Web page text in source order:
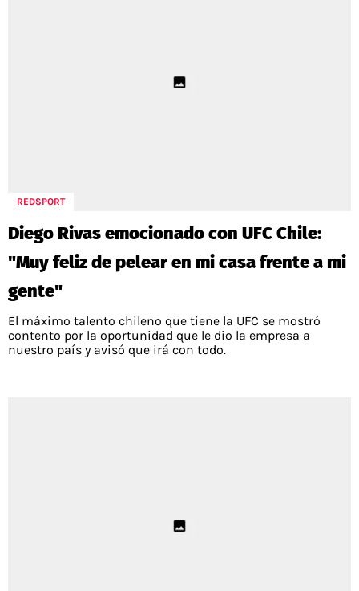
REDSPORT
Diego Rivas emocionado con UFC Chile:
"Muy feliz de pelear en mi casa frente a mi
gente"
El máximo talento chileno que tiene la UFC se mostró
contento por la oportunidad que le dio la empresa a
nuestro país y avisó que irá con todo.